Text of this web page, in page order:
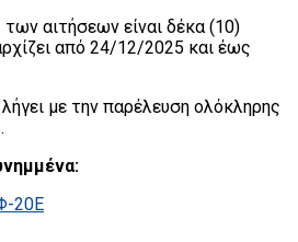
αιτήσεων είναι δέκα (10)
από 24/12/2025 και έως
με την παρέλευση ολόκληρης
20Ε